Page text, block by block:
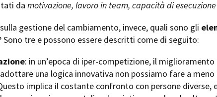
da motivazione, lavoro in team, capacità di
gestione del cambiamento, invece, quali sono gli
Sono tre e possono essere descritti come di seguito:
: in un’epoca di iper-competizione, il
una logica innovativa non possiamo fare a meno
implica il costante confronto con persone diverse,